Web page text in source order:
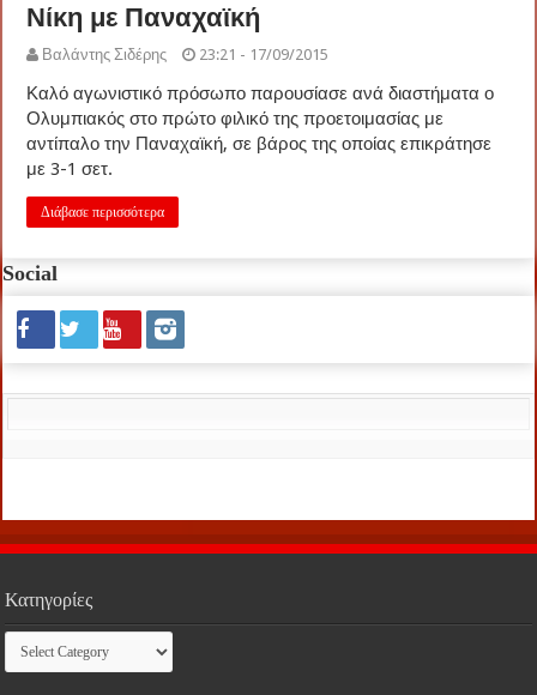
Νίκη με Παναχαϊκή
Βαλάντης Σιδέρης 23:21 - 17/09/2015
Καλό αγωνιστικό πρόσωπο παρουσίασε ανά διαστήματα ο
Ολυμπιακός στο πρώτο φιλικό της προετοιμασίας με
αντίπαλο την Παναχαϊκή, σε βάρος της οποίας επικράτησε
με 3-1 σετ.
Διάβασε περισσότερα
Social
Κατηγορίες
Κατηγορίες